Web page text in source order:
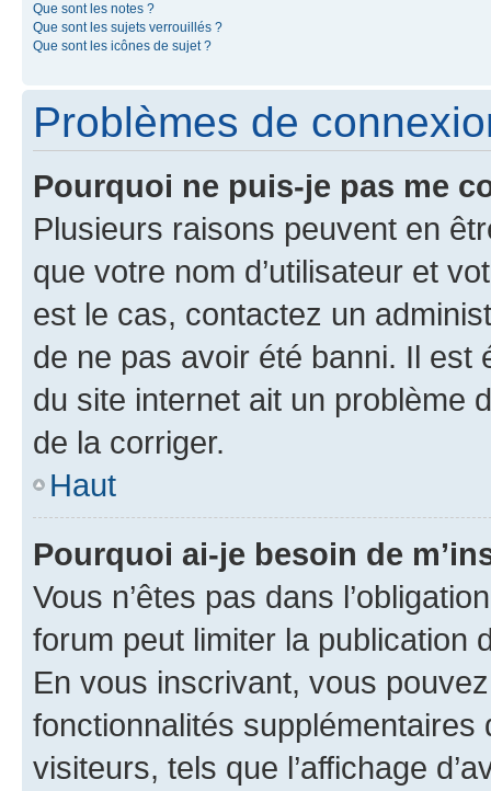
Que sont les notes ?
Que sont les sujets verrouillés ?
Que sont les icônes de sujet ?
Problèmes de
Pourquoi ne puis-je pas me
Plusieurs raisons peuvent en
que votre nom d’utilisateur et
est le cas, contactez un
de ne pas avoir été banni. Il est
du site internet ait un problème
de la corriger.
Haut
Pourquoi ai-je besoin de
Vous n’êtes pas dans
forum peut limiter la publication
En vous inscrivant, vous
fonctionnalités
visiteurs, tels que l’affichage